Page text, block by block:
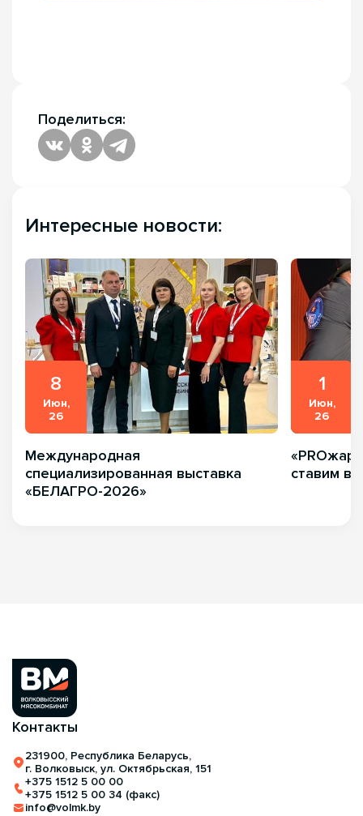
Поделиться:
Интересные новости:
8
Июн,
26
Международная
специализированная выставка
«БЕЛАГРО-2026»
1
Июн,
26
ставим
Контакты
231900, Республика Беларусь,
г. Волковыск, ул. Октябрьская, 151
+375 1512 5 00 00
+375 1512 5 00 34 (факс)
info@volmk.by